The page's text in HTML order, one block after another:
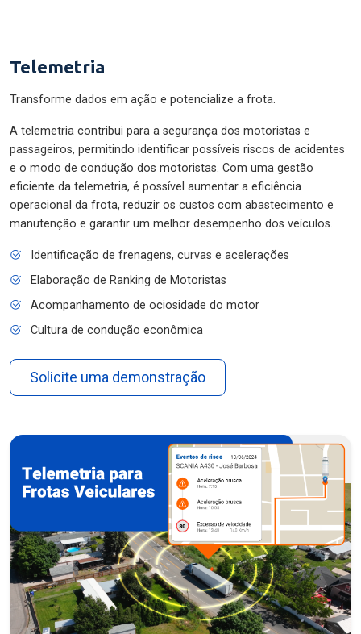
Telemetria
Transforme dados em ação e potencialize a frota.
A telemetria contribui para a segurança dos motoristas e
passageiros, permitindo identificar possíveis riscos de acidentes
e o modo de condução dos motoristas. Com uma gestão
eficiente da telemetria, é possível aumentar a eficiência
operacional da frota, reduzir os custos com abastecimento e
manutenção e garantir um melhor desempenho dos veículos.
Identificação de frenagens, curvas e acelerações
Elaboração de Ranking de Motoristas
Acompanhamento de ociosidade do motor
Cultura de condução econômica
Solicite uma demonstração